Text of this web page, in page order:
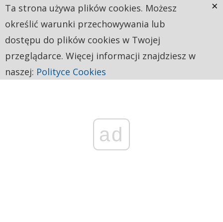
ad
Ta strona używa plików cookies. Możesz
określić warunki przechowywania lub
dostępu do plików cookies w Twojej
przeglądarce. Więcej informacji znajdziesz w
naszej: Polityce Cookies
×